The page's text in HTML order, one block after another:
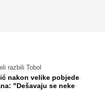
razbili Tobol
nakon velike pobjede
"Dešavaju se neke